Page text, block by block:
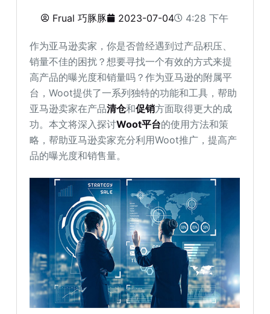
Frual 巧豚豚 2023-07-04 4:28 下午
作为亚马逊卖家，你是否曾经遇到过产品积压、
销量不佳的困扰？想要寻找一个有效的方式来提
高产品的曝光度和销量吗？作为亚马逊的附属平
台，Woot提供了一系列独特的功能和工具，帮助
亚马逊卖家在产品清仓和促销方面取得更大的成
功。本文将深入探讨Woot平台的使用方法和策
略，帮助亚马逊卖家充分利用Woot推广，提高产
品的曝光度和销售量。